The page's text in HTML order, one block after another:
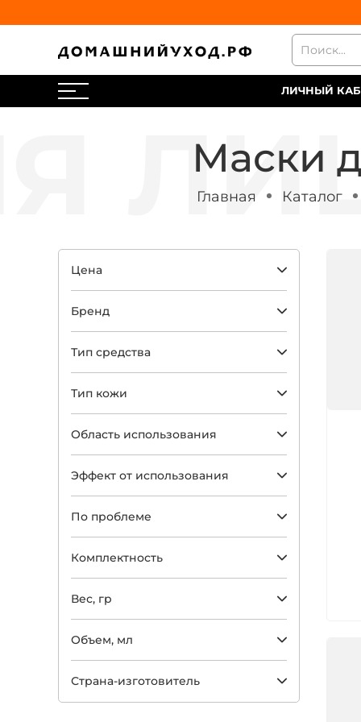
ЛИЧНЫЙ
Маски
Главная Каталог
Цена
Бренд
Тип средства
Тип кожи
Область использования
Эффект от использования
По проблеме
Комплектность
Вес, гр
Объем, мл
Страна-изготовитель